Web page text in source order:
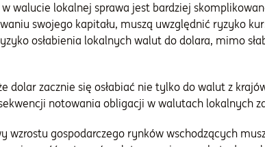
walucie lokalnej sprawa jest bardziej
swojego kapitału, muszą uwzględnić ryzyko
osłabienia lokalnych walut do dolara, mimo
dolar zacznie się osłabiać nie tylko do walut z
notowania obligacji w walutach lokalnych
wzrostu gospodarczego rynków wschodzących